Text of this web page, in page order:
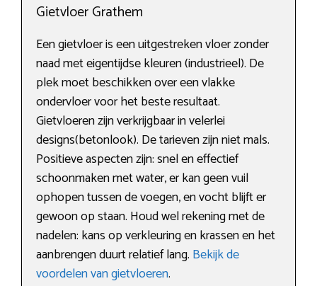
Gietvloer Grathem
Een gietvloer is een uitgestreken vloer zonder
naad met eigentijdse kleuren (industrieel). De
plek moet beschikken over een vlakke
ondervloer voor het beste resultaat.
Gietvloeren zijn verkrijgbaar in velerlei
designs(betonlook). De tarieven zijn niet mals.
Positieve aspecten zijn: snel en effectief
schoonmaken met water, er kan geen vuil
ophopen tussen de voegen, en vocht blijft er
gewoon op staan. Houd wel rekening met de
nadelen: kans op verkleuring en krassen en het
aanbrengen duurt relatief lang. Bekijk de
voordelen van gietvloeren.